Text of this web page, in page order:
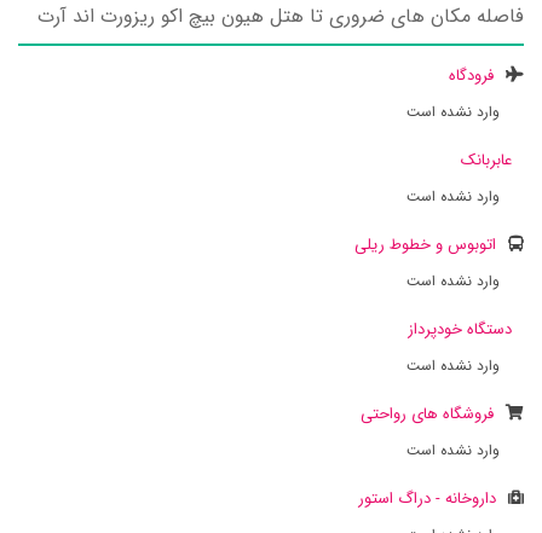
فاصله مکان های ضروری تا هتل هیون بیچ اکو ریزورت اند آرت
فرودگاه
وارد نشده است
عابربانک
وارد نشده است
اتوبوس و خطوط ریلی
وارد نشده است
دستگاه خودپرداز
وارد نشده است
فروشگاه های رواحتی
وارد نشده است
داروخانه - دراگ استور